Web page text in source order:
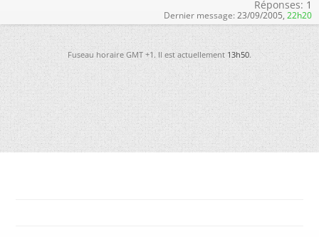
Réponses: 1
Dernier message: 23/09/2005, 22h20
Fuseau horaire GMT +1. Il est actuellement13h50.